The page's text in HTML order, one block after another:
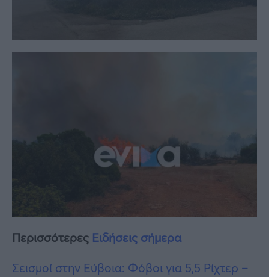
Περισσότερες Ειδήσεις σήμερα
Σεισμοί στην Εύβοια: Φόβοι για 5,5 Ρίχτερ –